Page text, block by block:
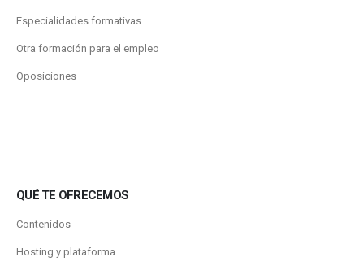
Especialidades formativas
Otra formación para el empleo
Oposiciones
QUÉ TE OFRECEMOS
Contenidos
Hosting y plataforma